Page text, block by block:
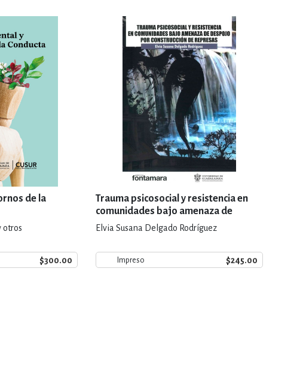
de la
otros
$300.00
Trauma psicosocial y resistencia en
comunidades bajo amenaza de
despojo por construcción de
Elvia Susana Delgado Rodríguez
Impreso $245.00